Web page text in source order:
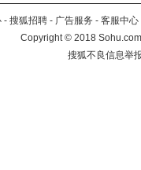
- 搜狐招聘 - 广告服务 - 客服中心
Copyright©2018
搜狐不良信息举